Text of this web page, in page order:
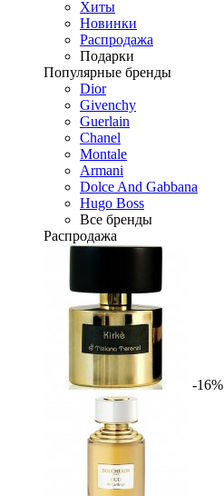
Хиты
Новинки
Распродажа
Подарки
Популярные бренды
Dior
Givenchy
Guerlain
Chanel
Montale
Armani
Dolce And Gabbana
Hugo Boss
Все бренды
Распродажа
-16%